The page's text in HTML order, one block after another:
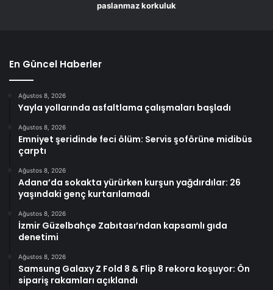
paslanmaz korkuluk
En Güncel Haberler
Ağustos 8, 2026
Yayla yollarında asfaltlama çalışmaları başladı
Ağustos 8, 2026
Emniyet şeridinde feci ölüm: Servis şoförüne midibüs
çarptı
Ağustos 8, 2026
Adana’da sokakta yürürken kurşun yağdırdılar: 26
yaşındaki genç kurtarılamadı
Ağustos 8, 2026
İzmir Güzelbahçe Zabıtası’ndan kapsamlı gıda
denetimi
Ağustos 8, 2026
Samsung Galaxy Z Fold 8 & Flip 8 rekora koşuyor: Ön
sipariş rakamları açıklandı